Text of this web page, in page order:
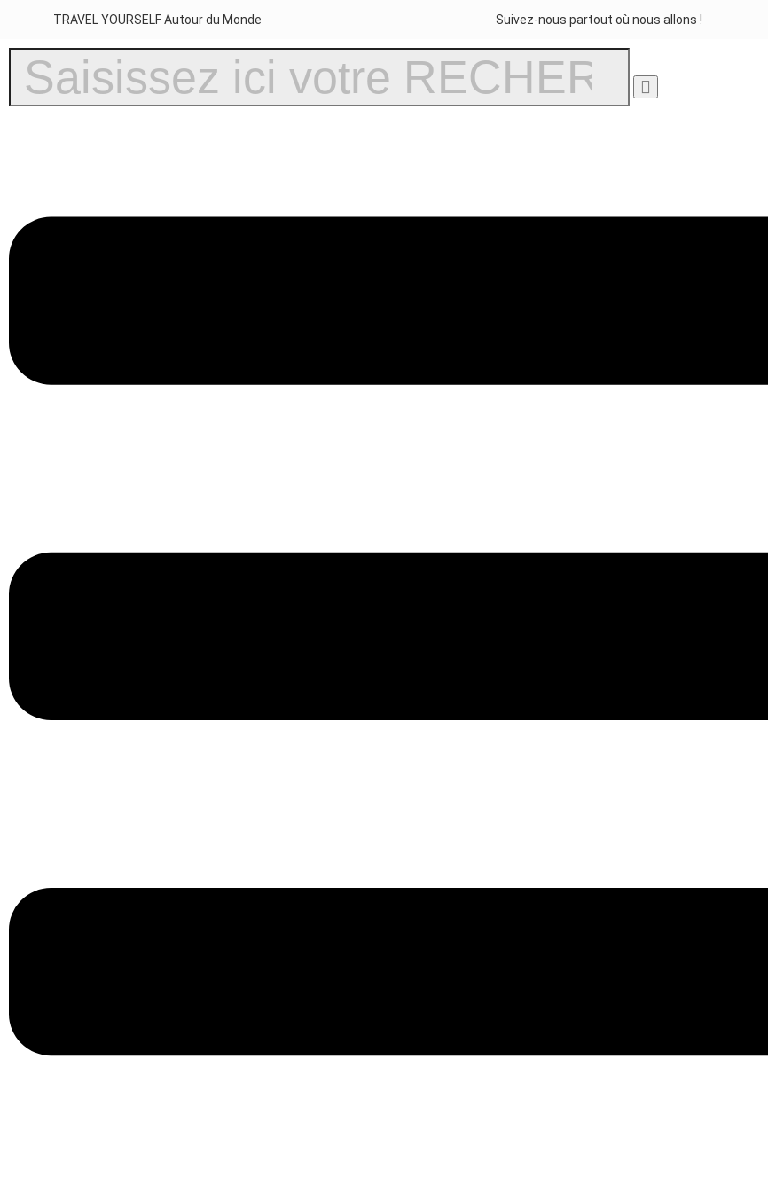
TRAVEL YOURSELF Autour du Monde Suivez-nous partout où nous allons !